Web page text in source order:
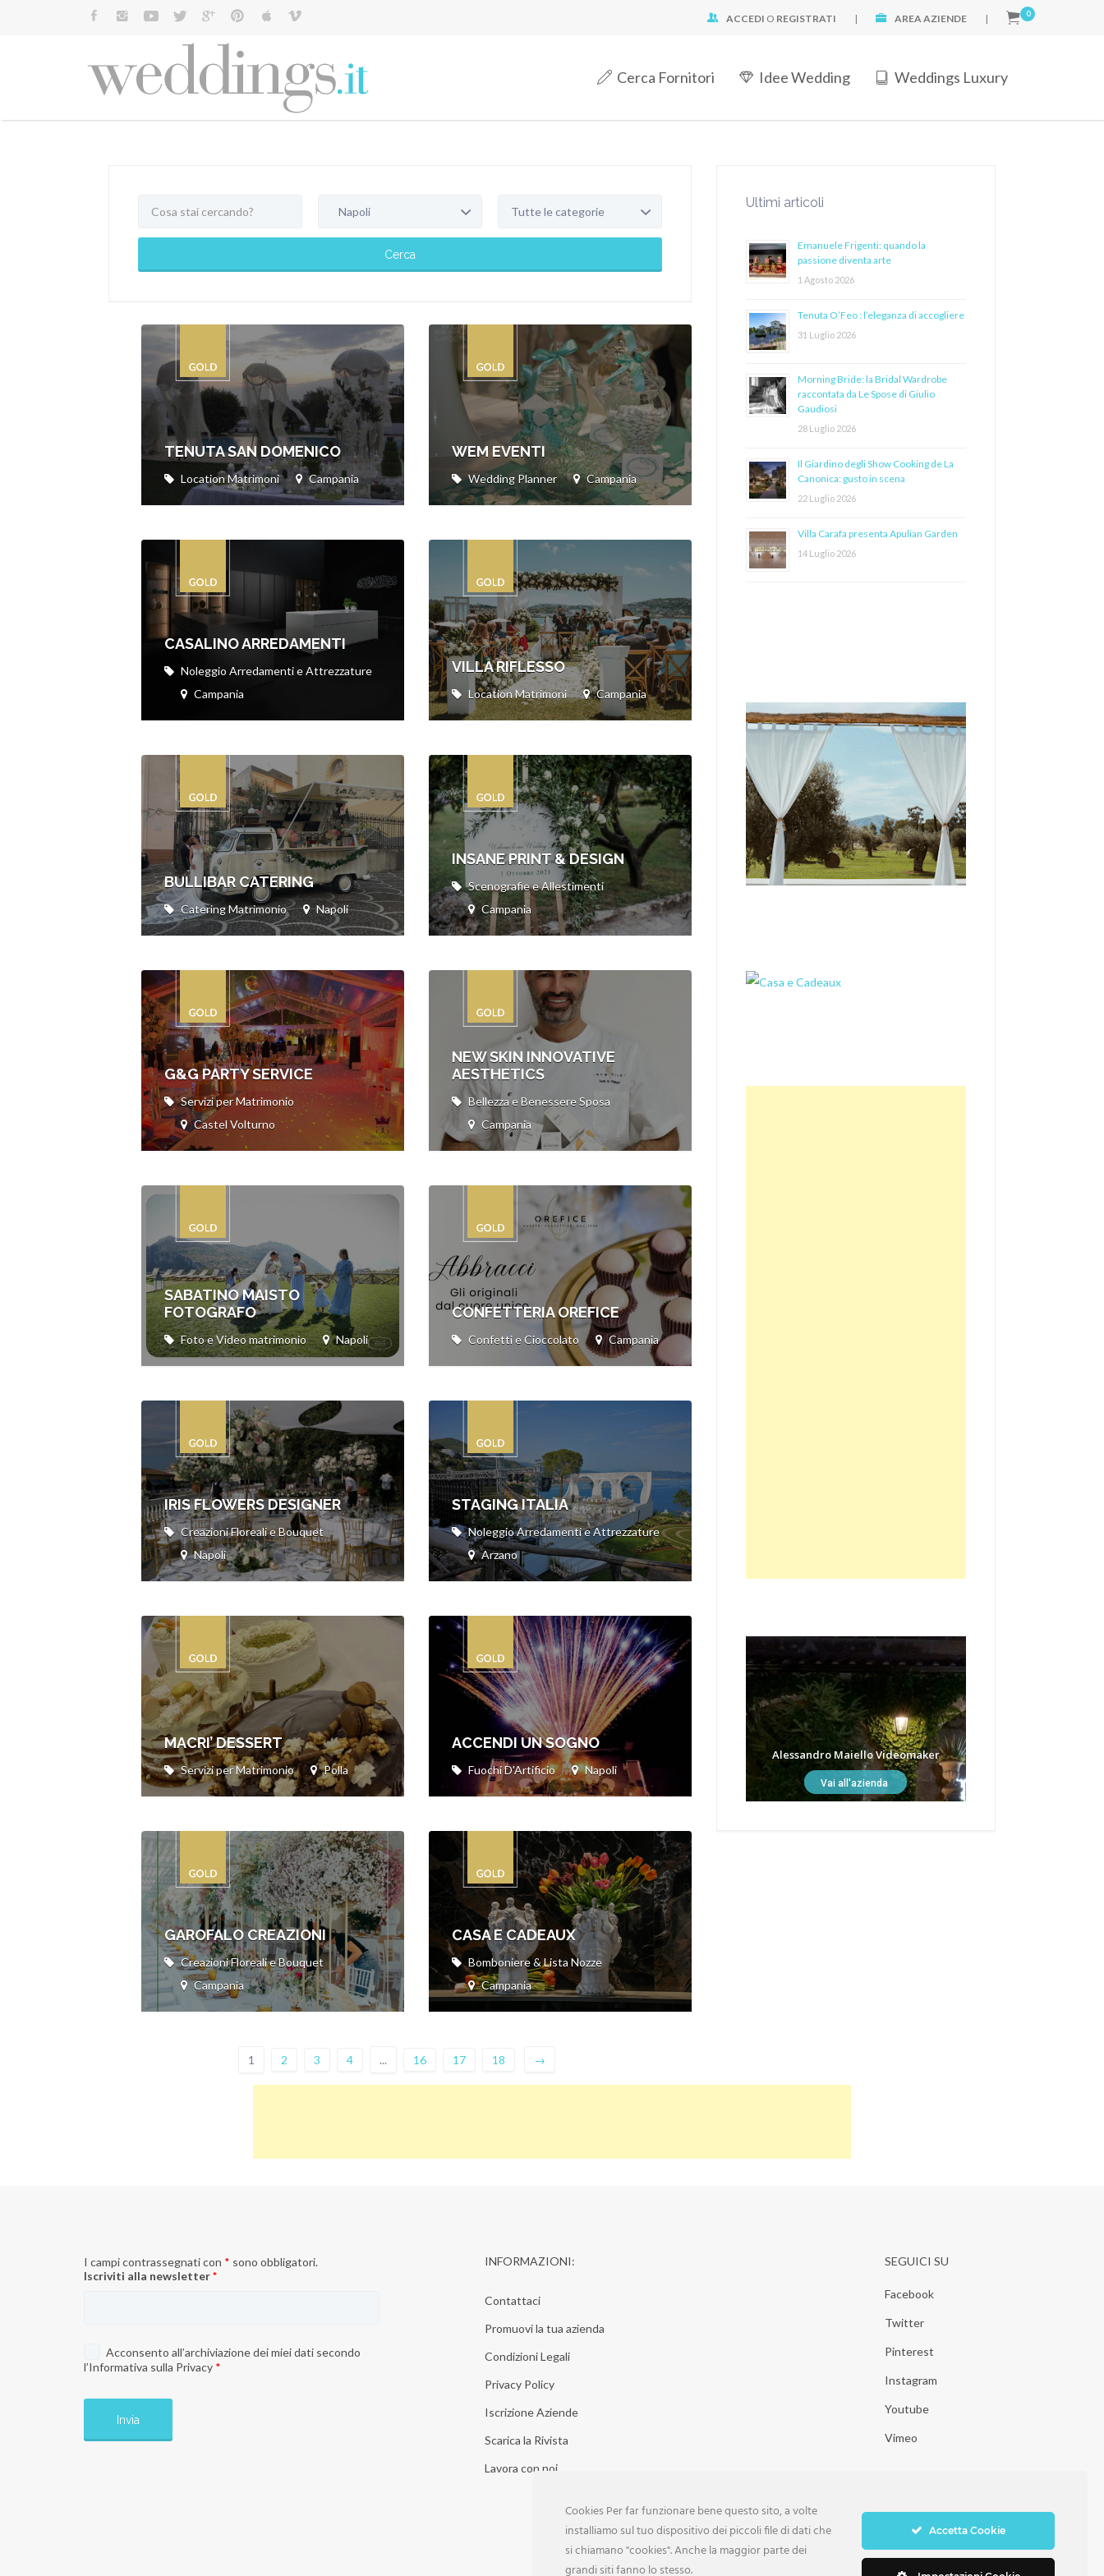
ACCEDI O REGISTRATI | AREA AZIENDE | 0
Cerca Fornitori Idee Wedding Weddings Luxury
Cerca:
Napoli Tutte le categorie
Cerca
TENUTA SAN DOMENICO
Location Matrimoni Campania
WEM EVENTI
Wedding Planner Campania
CASALINO ARREDAMENTI
Noleggio Arredamenti e Attrezzature
Campania
VILLA RIFLESSO
Location Matrimoni Campania
BULLIBAR CATERING
Catering Matrimonio Napoli
INSANE PRINT & DESIGN
Scenografie e Allestimenti
Campania
G&G PARTY SERVICE
Servizi per Matrimonio
Castel Volturno
NEW SKIN INNOVATIVE
AESTHETICS
Bellezza e Benessere Sposa
Campania
SABATINO MAISTO
FOTOGRAFO
Foto e Video matrimonio Napoli
CONFETTERIA OREFICE
Confetti e Cioccolato Campania
IRIS FLOWERS DESIGNER
Creazioni Floreali e Bouquet
Napoli
STAGING ITALIA
Noleggio Arredamenti e Attrezzature
Arzano
MACRI’ DESSERT
Servizi per Matrimonio Polla
ACCENDI UN SOGNO
Fuochi D'Artificio Napoli
GAROFALO CREAZIONI
Creazioni Floreali e Bouquet
Campania
CASA E CADEAUX
Bomboniere & Lista Nozze
Campania
1 2 3 4 ... 16 17 18 →
Ultimi articoli
Emanuele Frigenti: quando la
passione diventa arte
1 Agosto 2026
Tenuta O’Feo : l’eleganza di accogliere
31 Luglio 2026
Morning Bride: la Bridal Wardrobe
raccontata da Le Spose di Giulio
Gaudiosi
28 Luglio 2026
Il Giardino degli Show Cooking de La
Canonica: gusto in scena
22 Luglio 2026
Villa Carafa presenta Apulian Garden
14 Luglio 2026
Alessandro Maiello Videomaker
Vai all'azienda
I campi contrassegnati con * sono obbligatori.
Iscriviti alla newsletter*
Acconsento all’archiviazione dei miei dati secondo
l’Informativa sulla Privacy *
INFORMAZIONI:
Contattaci
Promuovi la tua azienda
Condizioni Legali
Privacy Policy
Iscrizione Aziende
Scarica la Rivista
Lavora con noi
SEGUICI SU
Facebook
Twitter
Pinterest
Instagram
Youtube
Vimeo
Cookies Per far funzionare bene questo sito, a volte
installiamo sul tuo dispositivo dei piccoli file di dati che
si chiamano "cookies". Anche la maggior parte dei
grandi siti fanno lo stesso.
Accetta Cookie